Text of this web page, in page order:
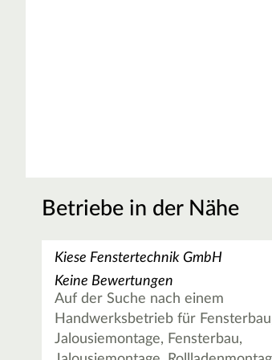
Betriebe in der Nähe
Kiese Fenstertechnik GmbH
Keine Bewertungen
Auf der Suche nach einem
Handwerksbetrieb für
Jalousiemontage, Fensterbau,